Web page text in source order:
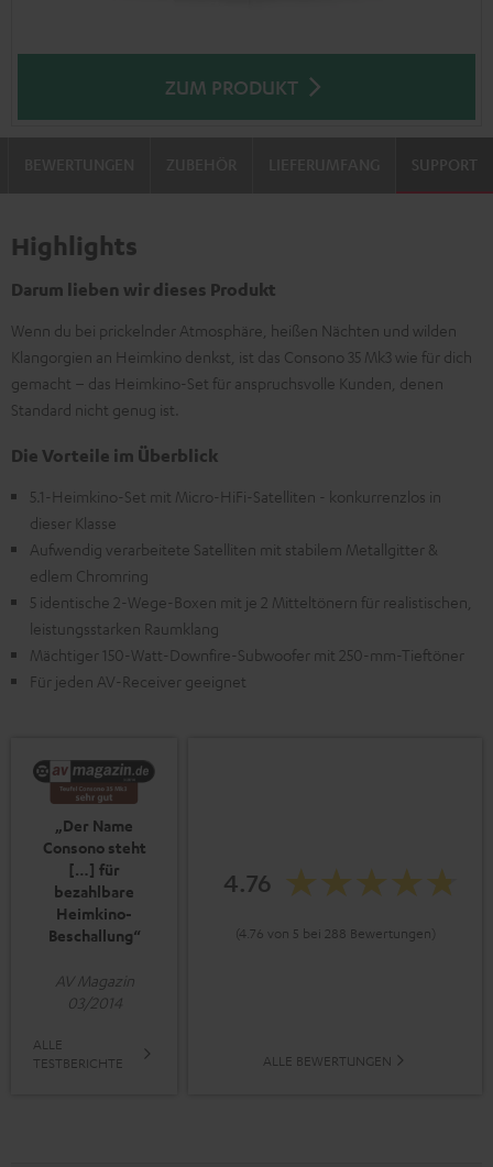
ZUM PRODUKT
SUPPORT
Highlights
Darum lieben wir dieses Produkt
Wenn du bei prickelnder Atmosphäre, heißen Nächten und wilden
Klangorgien an Heimkino denkst, ist das Consono 35 Mk3 wie für dich
gemacht – das Heimkino-Set für anspruchsvolle Kunden, denen
Standard nicht genug ist.
Die Vorteile im Überblick
5.1-Heimkino-Set mit Micro-HiFi-Satelliten - konkurrenzlos in
dieser Klasse
Aufwendig verarbeitete Satelliten mit stabilem Metallgitter &
edlem Chromring
5 identische 2-Wege-Boxen mit je 2 Mitteltönern für realistischen,
leistungsstarken Raumklang
Mächtiger 150-Watt-Downfire-Subwoofer mit 250-mm-Tieftöner
Für jeden AV-Receiver geeignet
„Der Name
Consono steht
[…] für
bezahlbare
Heimkino-
Beschallung“
AV Magazin
03/2014
ALLE
TESTBERICHTE
4.76
(4.76 von 5 bei 288 Bewertungen)
ALLE BEWERTUNGEN